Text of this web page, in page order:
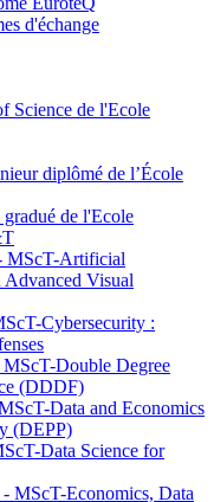
d'échange
Science de l'Ecole
diplômé de l’École
de l'Ecole
MScT-Artificial
Advanced Visual
Cybersecurity :
Double Degree
(DDDF)
Data and Economics
(DEPP)
Data Science for
MScT-Economics, Data